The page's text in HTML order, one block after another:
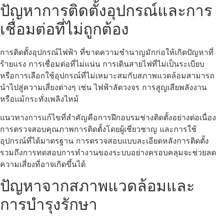
ปัญหาการติดตั้งอุปกรณ์และการ
เชื่อมต่อที่ไม่ถูกต้อง
การติดตั้งอุปกรณ์ไฟฟ้า ที่ขาดความชำนาญมักก่อให้เกิดปัญหาที่
ร้ายแรง การเชื่อมต่อที่ไม่แน่น การเดินสายไฟที่ไม่เป็นระเบียบ
หรือการเลือกใช้อุปกรณ์ที่ไม่เหมาะสมกับสภาพแวดล้อมสามารถ
นำไปสู่ความเสี่ยงต่างๆ เช่น ไฟฟ้าลัดวงจร การสูญเสียพลังงาน
หรือแม้กระทั่งเพลิงไหม้
แนวทางการแก้ไขที่สำคัญคือการฝึกอบรมช่างติดตั้งอย่างต่อเนื่อง
การตรวจสอบคุณภาพการติดตั้งโดยผู้เชี่ยวชาญ และการใช้
อุปกรณ์ที่ได้มาตรฐาน การตรวจสอบแบบละเอียดหลังการติดตั้ง
รวมถึงการทดสอบการทำงานของระบบอย่างครอบคลุมจะช่วยลด
ความเสี่ยงที่อาจเกิดขึ้นได้
ปัญหาจากสภาพแวดล้อมและ
การบำรุงรักษา